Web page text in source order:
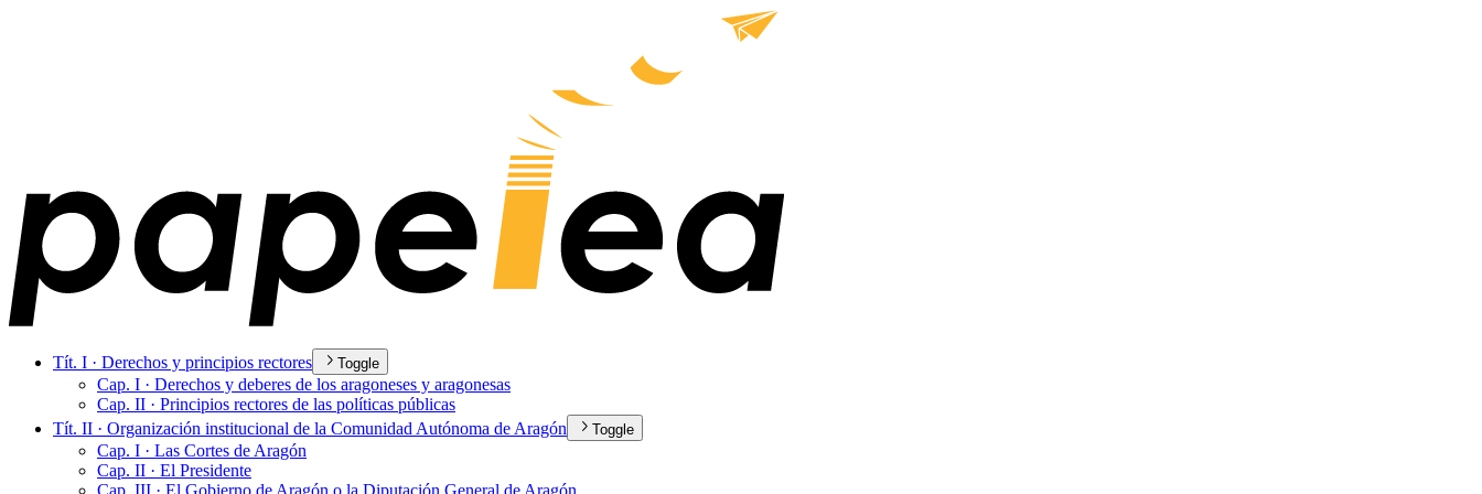
Tít. I · Derechos y principios rectores Toggle
Cap. I · Derechos y deberes de los aragoneses y aragonesas
Cap. II · Principios rectores de las políticas públicas
Tít. II · Organización institucional de la Comunidad Autónoma de Aragón
Toggle
Cap. I · Las Cortes de Aragón
Cap. II · El Presidente
Cap. III · El Gobierno de Aragón o la Diputación General de Aragón